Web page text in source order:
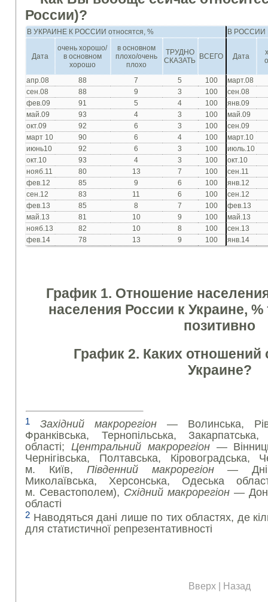
России)?
В УКРАИНЕ К РОССИИ относятся, % В РОССИИ
Дата
очень хорошо/
в основном
хорошо
в основном
плохо/очень
плохо
ТРУДНО
СКАЗАТЬ ВСЕГО Дата
апр.08 88 7 5 100
март.08
сен.08
88 9 3 100
сен.08
фев.09
91 5 4 100
янв.09
май.09
93 4 3 100
май.09
окт.09
92 6 3 100
сен.09
март 10
90 6 4 100
март.10
июнь10
92 6 3 100
июль.10
окт.10
93 4 3 100
окт.10
нояб.11
80 13 7 100
сен.11
фев.12
85 9 6 100
янв.12
сен.12
83 11 6 100
сен.12
фев.13
85 8 7 100
фев.13
май.13
81 10 9 100
май.13
нояб.13
82 10 8 100
сен.13
фев.14
78 13 9 100 янв.14
График 1. Отношение
населения России к Украине, %
позитивно
График 2. Каких отношений
Украине?
1 Західний макрорегіон — Волинська,
Франківська, Тернопільська,
області;Центральний макрорегіон—
Чернігівська, Полтавська, Кіровоградська,
м. Київ, Південний макрорегіон—
Миколаївська, Херсонська, Одеська
м. Севастополем), Східний макрорегіон —
області
2 Наводяться дані лише по тих областях, де
для статистичної репрезентативності
Вверх | Назад